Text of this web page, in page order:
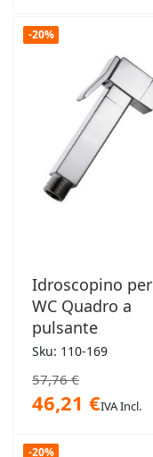
-20%
Idroscopino per
WC Quadro a
pulsante
Sku: 110-169
57,76 €
46,21 €IVA Incl.
-20%